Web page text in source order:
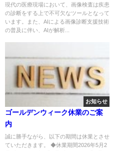
現代の医療現場において、画像検査は疾患
の診断をする上で不可欠なツールとなって
います。また、AIによる画像診断支援技術
の普及に伴い、AIが解析...
お知らせ
ゴールデンウィーク休業のご案
内
誠に勝手ながら、以下の期間は休業とさせ
ていただきます。 ◆休業期間2026年5月2